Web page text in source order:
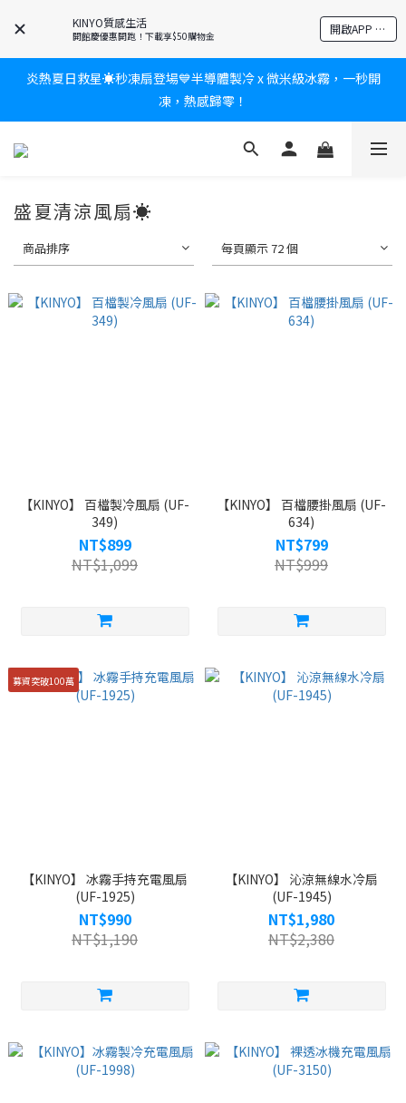
KINYO質感生活
開館慶優惠開跑！下載享$50購物金 開啟APP 享隱藏優惠
新會員送$100購物金✨再享消費回饋無極限
爸氣有禮賞🎁全館任2件9折✨刮鬍刀、按摩家電、電動牙刷、藍芽
耳機🎀給爸爸一個驚喜大禮包
炎熱夏日救星☀️秒凍扇登場💙半導體製冷 x 微米級冰霧，一秒開
凍，熱感歸零！
新會員送$100購物金✨再享消費回饋無極限
盛夏清涼風扇☀️
商品排序 每頁顯示 72 個
【KINYO】 百檔製冷風扇 (UF-
349)
NT$899
NT$1,099
【KINYO】 百檔腰掛風扇 (UF-
634)
NT$799
NT$999
募資突破100萬
【KINYO】 冰霧手持充電風扇
(UF-1925)
NT$990
NT$1,190
【KINYO】 沁涼無線水冷扇
(UF-1945)
NT$1,980
NT$2,380